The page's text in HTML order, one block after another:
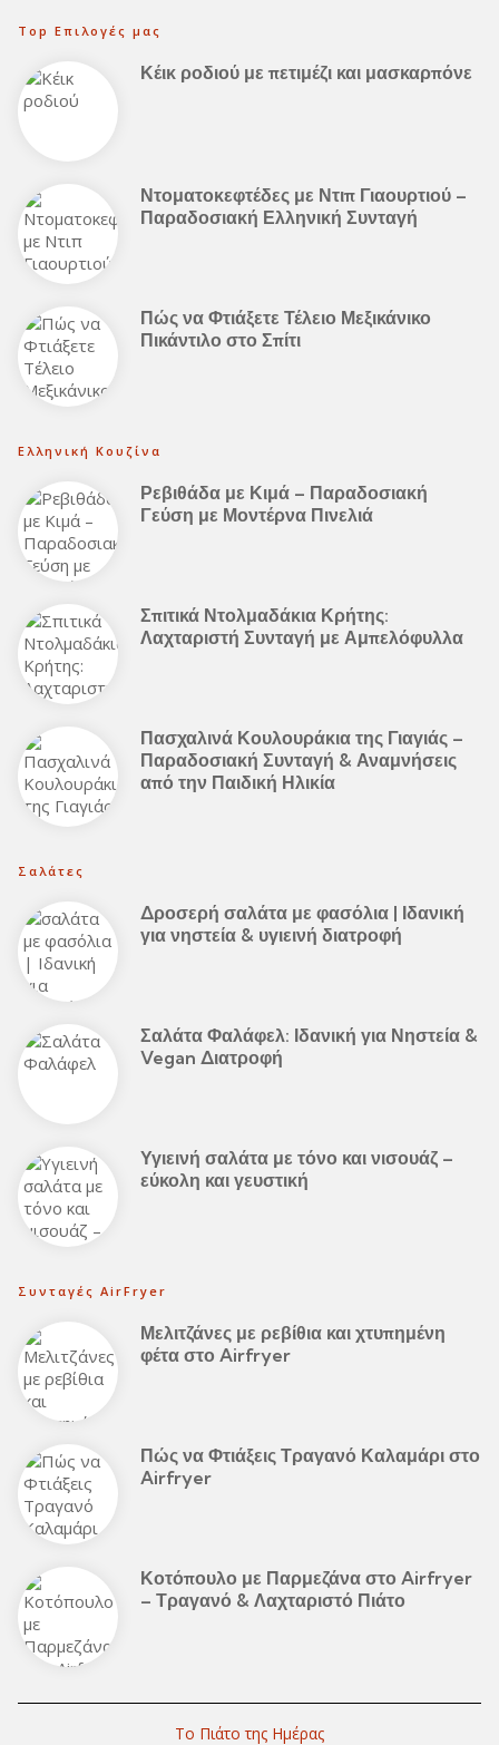
Top Επιλογές μας
Κέικ ροδιού με πετιμέζι και μασκαρπόνε
Ντοματοκεφτέδες με Ντιπ Γιαουρτιού –
Παραδοσιακή Ελληνική Συνταγή
Πώς να Φτιάξετε Τέλειο Μεξικάνικο
Πικάντιλο στο Σπίτι
Ελληνική Κουζίνα
Ρεβιθάδα με Κιμά – Παραδοσιακή
Γεύση με Μοντέρνα Πινελιά
Σπιτικά Ντολμαδάκια Κρήτης:
Λαχταριστή Συνταγή με Αμπελόφυλλα
Πασχαλινά Κουλουράκια της Γιαγιάς –
Παραδοσιακή Συνταγή & Αναμνήσεις
από την Παιδική Ηλικία
Σαλάτες
Δροσερή σαλάτα με φασόλια | Ιδανική
για νηστεία & υγιεινή διατροφή
Σαλάτα Φαλάφελ: Ιδανική για Νηστεία &
Vegan Διατροφή
Υγιεινή σαλάτα με τόνο και νισουάζ –
εύκολη και γευστική
Συνταγές AirFryer
Μελιτζάνες με ρεβίθια και χτυπημένη
φέτα στο Airfryer
Πώς να Φτιάξεις Τραγανό Καλαμάρι στο
Airfryer
Κοτόπουλο με Παρμεζάνα στο Airfryer
– Τραγανό & Λαχταριστό Πιάτο
Το Πιάτο της Ημέρας